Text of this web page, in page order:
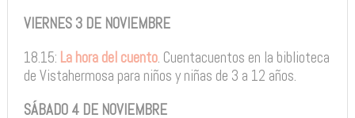
VIERNES 3 DE NOVIEMBRE
18.15: La hora del cuento. Cuentacuentos en la biblioteca
de Vistahermosa para niños y niñas de 3 a 12 años.
SÁBADO 4 DE NOVIEMBRE